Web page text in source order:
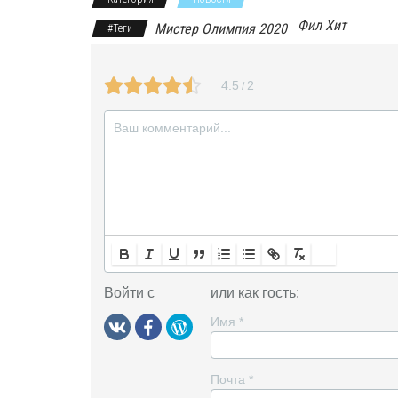
#Теги Мистер Олимпия 2020 Фил Хит
4.5 / 2
Войти с или как гость:
Имя *
Почта *